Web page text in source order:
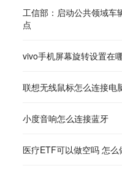
工信部：启动公共领域车
点
vivo手机屏幕旋转设置在
联想无线鼠标怎么连接电
小度音响怎么连接蓝牙
医疗ETF可以做空吗 怎么